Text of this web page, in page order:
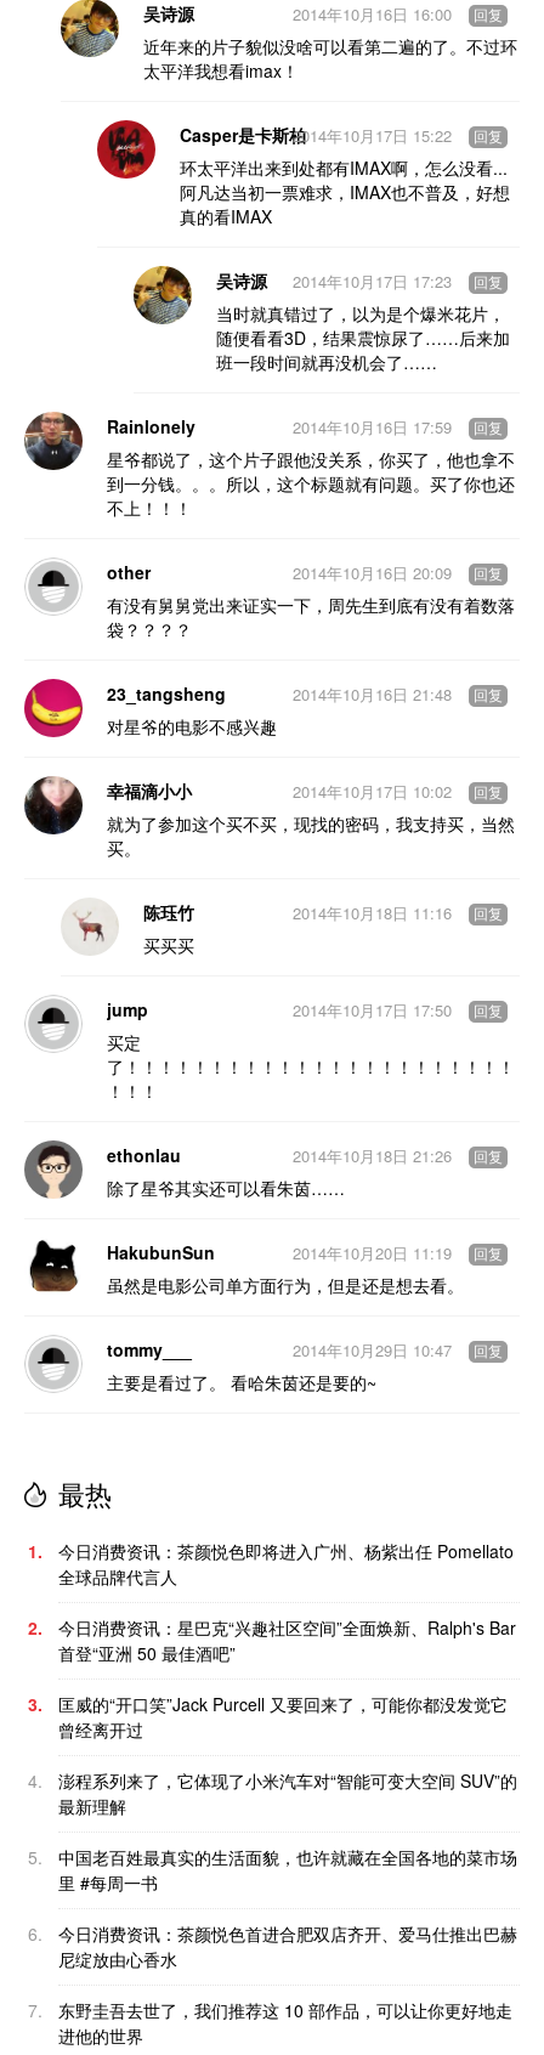
吴诗源
近年来的片子貌似没啥可以看第二遍的了。不过环
太平洋我想看imax！
2014年10月16日 16:00 回复
Casper是卡斯柏
环太平洋出来到处都有IMAX啊，怎么没看...
阿凡达当初一票难求，IMAX也不普及，好想
真的看IMAX
2014年10月17日 15:22 回复
吴诗源
当时就真错过了，以为是个爆米花片，
随便看看3D，结果震惊尿了……后来加
班一段时间就再没机会了……
2014年10月17日 17:23 回复
Rainlonely
星爷都说了，这个片子跟他没关系，你买了，他也拿不
到一分钱。。。所以，这个标题就有问题。买了你也还
不上！！！
2014年10月16日 17:59 回复
other
有没有舅舅党出来证实一下，周先生到底有没有着数落
袋？？？？
2014年10月16日 20:09 回复
23_tangsheng
对星爷的电影不感兴趣
2014年10月16日 21:48 回复
幸福滴小小
就为了参加这个买不买，现找的密码，我支持买，当然
买。
2014年10月17日 10:02 回复
陈珏竹
买买买
2014年10月18日 11:16 回复
jump
买定
了！！！！！！！！！！！！！！！！！！！！！！！
！！！
2014年10月17日 17:50 回复
ethonlau
除了星爷其实还可以看朱茵……
2014年10月18日 21:26 回复
HakubunSun
虽然是电影公司单方面行为，但是还是想去看。
2014年10月20日 11:19 回复
tommy___
主要是看过了。 看哈朱茵还是要的~
2014年10月29日 10:47 回复
最热
1.
今日消费资讯：茶颜悦色即将进入广州、杨紫出任 Pomellato
全球品牌代言人
2.
今日消费资讯：星巴克“兴趣社区空间”全面焕新、Ralph's Bar
首登“亚洲 50 最佳酒吧”
3.
匡威的“开口笑”Jack Purcell 又要回来了，可能你都没发觉它
曾经离开过
4.
澎程系列来了，它体现了小米汽车对“智能可变大空间 SUV”的
最新理解
5.
中国老百姓最真实的生活面貌，也许就藏在全国各地的菜市场
里 #每周一书
6.
今日消费资讯：茶颜悦色首进合肥双店齐开、爱马仕推出巴赫
尼绽放由心香水
7.
东野圭吾去世了，我们推荐这 10 部作品，可以让你更好地走
进他的世界